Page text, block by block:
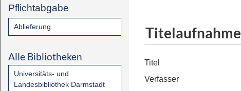
Pflichtabgabe
Ablieferung
Alle Bibliotheken
Universitäts- und
Landesbibliothek Darmstadt
Titelaufnahme
Titel
Verfasser